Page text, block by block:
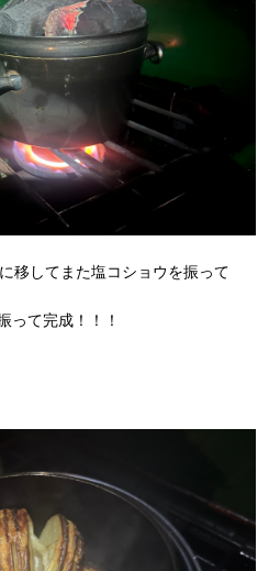
移してまた塩コショウを振って
って完成！！！